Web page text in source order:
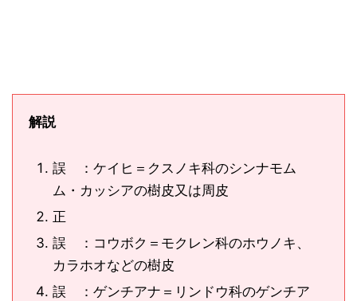
解説
誤 ：ケイヒ＝クスノキ科のシンナモム
ム・カッシアの樹皮又は周皮
正
誤 ：コウボク＝モクレン科のホウノキ、
カラホオなどの樹皮
誤 ：ゲンチアナ＝リンドウ科のゲンチア